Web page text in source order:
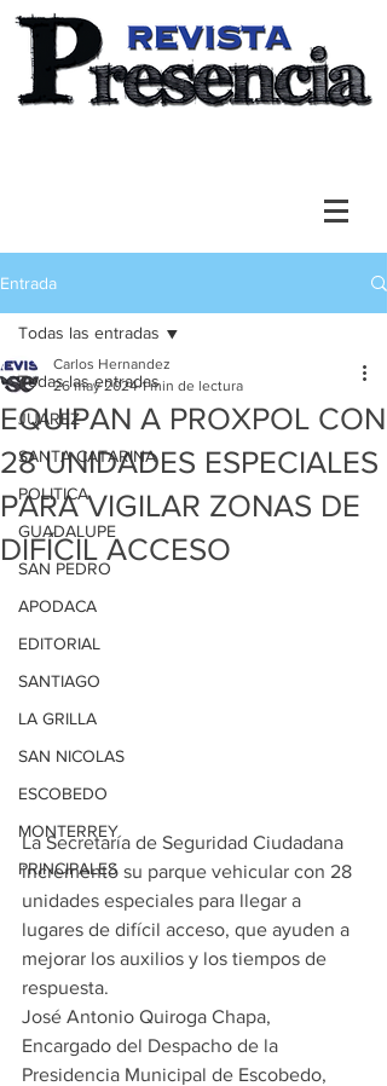
Entrada
Todas las entradas
JUAREZ
SANTA CATARINA
POLITICA
GUADALUPE
SAN PEDRO
APODACA
EDITORIAL
SANTIAGO
LA GRILLA
SAN NICOLAS
ESCOBEDO
MONTERREY
PRINCIPALES
Todas las entradas
EQUIPAN A PROXPOL CON
28 UNIDADES ESPECIALES
PARA VIGILAR ZONAS DE
DIFÍCIL ACCESO
Carlos Hernandez
26 may 2024 1 min de lectura
La Secretaría de Seguridad Ciudadana
incrementó su parque vehicular con 28
unidades especiales para llegar a
lugares de difícil acceso, que ayuden a
mejorar los auxilios y los tiempos de
respuesta.
José Antonio Quiroga Chapa,
Encargado del Despacho de la
Presidencia Municipal de Escobedo,